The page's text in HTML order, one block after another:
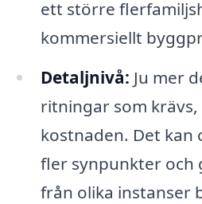
ett större
kommersiellt
Detaljnivå: Ju mer
ritningar som
kostnaden. Det kan
fler synpunkter och
från olika instanser